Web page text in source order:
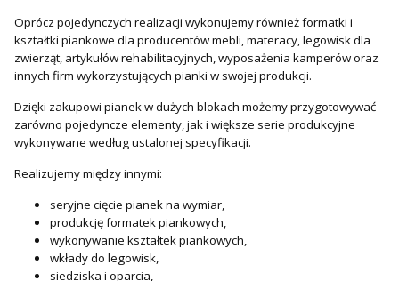
Oprócz pojedynczych realizacji wykonujemy również formatki i
kształtki piankowe dla producentów mebli, materacy, legowisk dla
zwierząt, artykułów rehabilitacyjnych, wyposażenia kamperów oraz
innych firm wykorzystujących pianki w swojej produkcji.
Dzięki zakupowi pianek w dużych blokach możemy przygotowywać
zarówno pojedyncze elementy, jak i większe serie produkcyjne
wykonywane według ustalonej specyfikacji.
Realizujemy między innymi:
seryjne cięcie pianek na wymiar,
produkcję formatek piankowych,
wykonywanie kształtek piankowych,
wkłady do legowisk,
siedziska i oparcia,